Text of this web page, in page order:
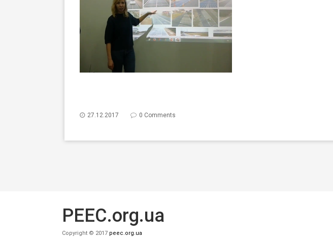
27.12.2017 0 Comments
PEEC.org.ua
Copyright © 2017 peec.org.ua